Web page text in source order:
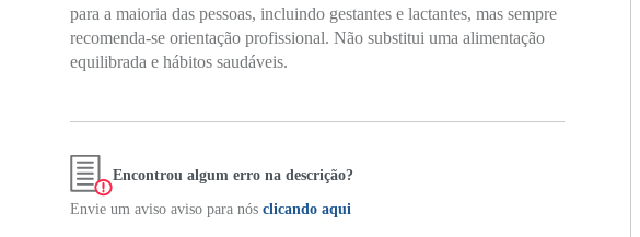
para a maioria das pessoas, incluindo gestantes e lactantes, mas sempre
recomenda-se orientação profissional. Não substitui uma alimentação
equilibrada e hábitos saudáveis.
Encontrou algum erro na descrição?
Envie um aviso aviso para nós clicando aqui